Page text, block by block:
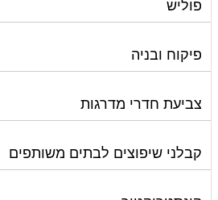
פוליש
פיקוח ובניה
צביעת חדרי מדרגות
קבלני שיפוצים לבתים משותפים